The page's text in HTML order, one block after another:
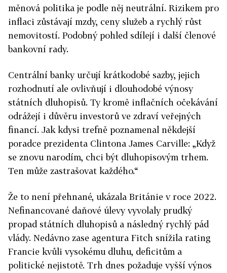
měnová politika je podle něj neutrální. Rizikem pro
inflaci zůstávají mzdy, ceny služeb a rychlý růst
nemovitostí. Podobný pohled sdílejí i další členové
bankovní rady.
Centrální banky určují krátkodobé sazby, jejich
rozhodnutí ale ovlivňují i dlouhodobé výnosy
státních dluhopisů. Ty kromě inflačních očekávání
odrážejí i důvěru investorů ve zdraví veřejných
financí. Jak kdysi trefně poznamenal někdejší
poradce prezidenta Clintona James Carville: „Když
se znovu narodím, chci být dluhopisovým trhem.
Ten může zastrašovat každého.“
Že to není přehnané, ukázala Británie v roce 2022.
Nefinancované daňové úlevy vyvolaly prudký
propad státních dluhopisů a následný rychlý pád
vlády. Nedávno zase agentura Fitch snížila rating
Francie kvůli vysokému dluhu, deficitům a
politické nejistotě. Trh dnes požaduje vyšší výnos